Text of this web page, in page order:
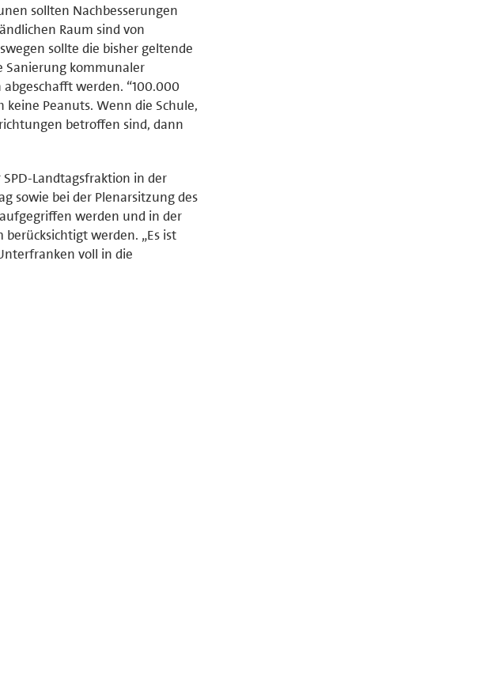
sollten Nachbesserungen
Raum sind von
sollte die bisher geltende
Sanierung kommunaler
werden. “100.000
Peanuts. Wenn die Schule,
betroffen sind, dann
Landtagsfraktion in der
sowie bei der Plenarsitzung des
werden und in der
werden. „Es ist
voll in die